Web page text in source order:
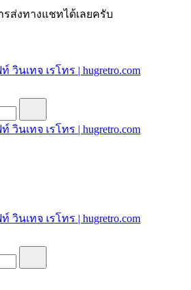
ส่งทางแชทได้เลยครับ
เทจ เรโทร | hugretro.com
กาแฟ ผับ โรงแรม ป้ายโค้ก เป็ปซี่เวสป้า
ณ มีราคาแบบสวยๆเพียบหรือสั่งทำโทร
ณ มีราคาแบบสวยๆเพียบหรือสั่งทำโทร
เทจ เรโทร | hugretro.com
กาแฟ ผับ โรงแรม ป้ายโค้ก เป็ปซี่เวสป้า
ณ มีราคาแบบสวยๆเพียบหรือสั่งทำโทร